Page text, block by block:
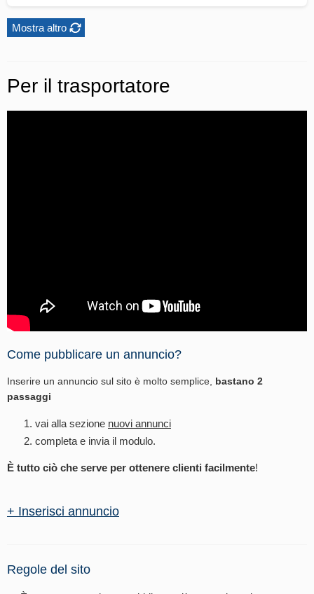
Mostra altro
Per il trasportatore
Come pubblicare un annuncio?
Inserire un annuncio sul sito è molto semplice, bastano 2
passaggi
vai alla sezione nuovi annunci
completa e invia il modulo.
È tutto ciò che serve per ottenere clienti facilmente!
+ Inserisci annuncio
Regole del sito